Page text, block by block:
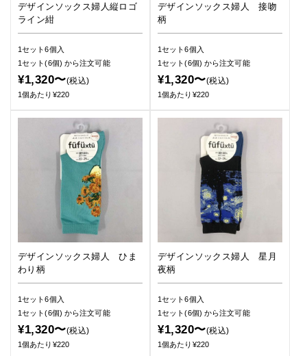
デザインソックス婦人縦ロゴ
ライン紺
1セット6個入
1セット(6個) から注文可能
¥1,320〜(税込)
1個あたり¥220
デザインソックス婦人 接吻
柄
1セット6個入
1セット(6個) から注文可能
¥1,320〜(税込)
1個あたり¥220
デザインソックス婦人 ひま
わり柄
1セット6個入
1セット(6個) から注文可能
¥1,320〜(税込)
1個あたり¥220
デザインソックス婦人 星月
夜柄
1セット6個入
1セット(6個) から注文可能
¥1,320〜(税込)
1個あたり¥220